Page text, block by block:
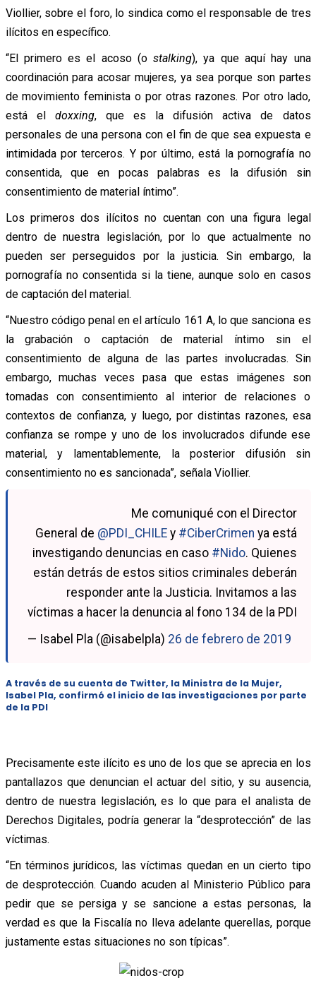
Viollier, sobre el foro, lo sindica como el responsable de tres
ilícitos en específico.
“El primero es el acoso (ostalking), ya que aquí hay una
coordinación para acosar mujeres, ya sea porque son partes
de movimiento feminista o por otras razones. Por otro lado,
está el doxxing, que es la difusión activa de datos
personales de una persona con el fin de que sea expuesta e
intimidada por terceros. Y por último, está la pornografía no
consentida, que en pocas palabras es la difusión sin
consentimiento de material íntimo”.
Los primeros dos ilícitos no cuentan con una figura legal
dentro de nuestra legislación, por lo que actualmente no
pueden ser perseguidos por la justicia. Sin embargo, la
pornografía no consentida si la tiene, aunque solo en casos
de captación del material.
“Nuestro código penal en el artículo 161 A, lo que sanciona es
la grabación o captación de material íntimo sin el
consentimiento de alguna de las partes involucradas. Sin
embargo, muchas veces pasa que estas imágenes son
tomadas con consentimiento al interior de relaciones o
contextos de confianza, y luego, por distintas razones, esa
confianza se rompe y uno de los involucrados difunde ese
material, y lamentablemente, la posterior difusión sin
consentimiento no es sancionada”, señala Viollier.
Me comuniqué con el Director
General de @PDI_CHILEy #CiberCrimen ya está
investigando denuncias en caso #Nido. Quienes
están detrás de estos sitios criminales deberán
responder ante la Justicia. Invitamos a las
víctimas a hacer la denuncia al fono 134 de la PDI
— Isabel Pla (@isabelpla) 26 de febrero de 2019
A través de su cuenta de Twitter, la Ministra de la Mujer,
Isabel Pla, confirmó el inicio de las investigaciones por parte
de la PDI
Precisamente este ilícito es uno de los que se aprecia en los
pantallazos que denuncian el actuar del sitio, y su ausencia,
dentro de nuestra legislación, es lo que para el analista de
Derechos Digitales, podría generar la “desprotección” de las
víctimas.
“En términos jurídicos, las víctimas quedan en un cierto tipo
de desprotección. Cuando acuden al Ministerio Público para
pedir que se persiga y se sancione a estas personas, la
verdad es que la Fiscalía no lleva adelante querellas, porque
justamente estas situaciones no son típicas”.